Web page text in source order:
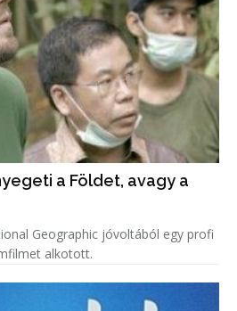
a Földet, avagy a
Geographic jóvoltából egy profi
alkotott.